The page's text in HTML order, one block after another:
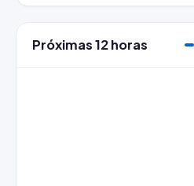
Próximas 12 horas